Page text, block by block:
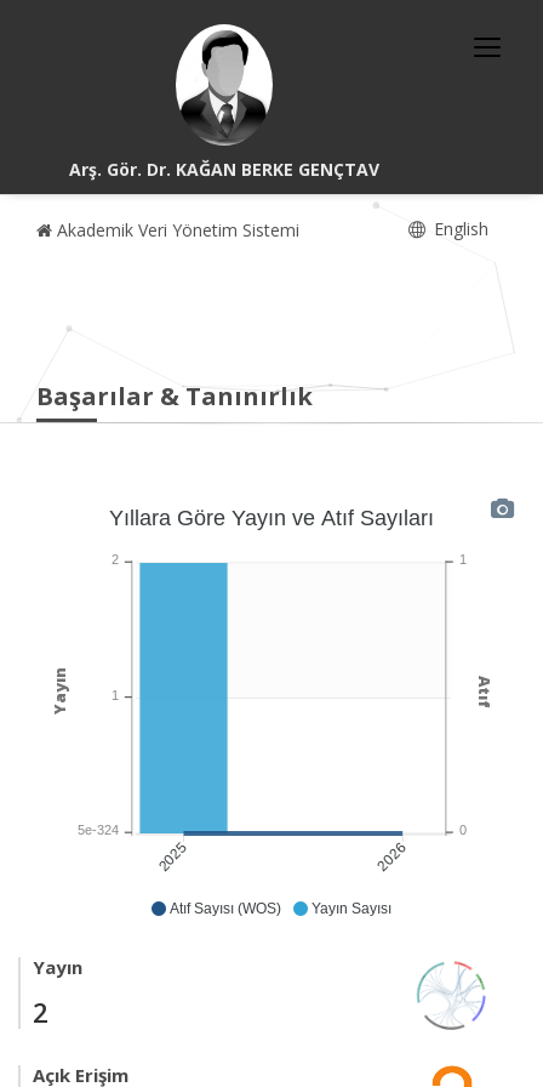
Arş. Gör. Dr. KAĞAN BERKE GENÇTAV
Akademik Veri Yönetim Sistemi English
Başarılar & Tanınırlık
Atıf Sayısı (WOS) Yayın Sayısı
2025 2026
Yıllara Göre Yayın ve Atıf Sayıları
1
0
Atıf
2
1
5e-324
Yayın
Yayın
2
Açık Erişim